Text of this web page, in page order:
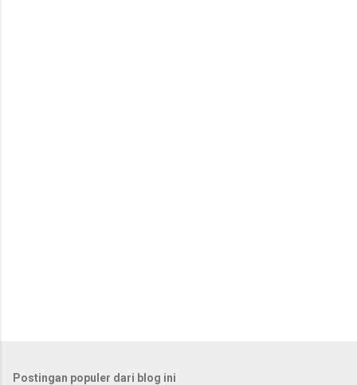
Postingan populer dari blog ini